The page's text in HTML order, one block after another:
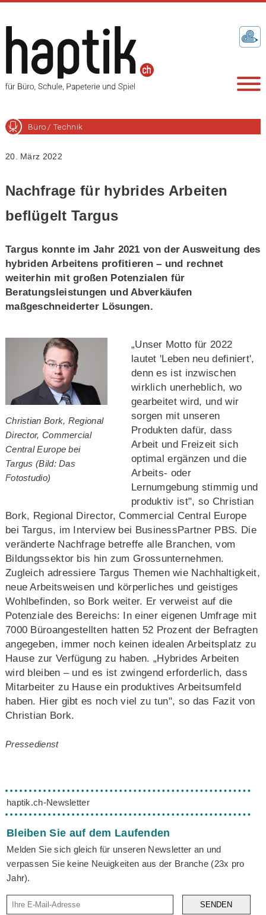
Büro / Technik
20. März 2022
Nachfrage für hybrides Arbeiten
beflügelt Targus
Targus konnte im Jahr 2021 von der Ausweitung des
hybriden Arbeitens profitieren – und rechnet
weiterhin mit großen Potenzialen für
Beratungsleistungen und Abverkäufen
maßgeschneiderter Lösungen.
Christian Bork, Regional
Director, Commercial
Central Europe bei
Targus (Bild: Das
Fotostudio)
„Unser Motto für 2022
lautet 'Leben neu definiert',
denn es ist inzwischen
wirklich unerheblich, wo
gearbeitet wird, und wir
sorgen mit unseren
Produkten dafür, dass
Arbeit und Freizeit sich
optimal ergänzen und die
Arbeits- oder
Lernumgebung stimmig und
produktiv ist", so Christian
Bork, Regional Director, Commercial Central Europe
bei Targus, im Interview bei BusinessPartner PBS. Die
veränderte Nachfrage betreffe alle Branchen, vom
Bildungssektor bis hin zum Grossunternehmen.
Zugleich adressiere Targus Themen wie Nachhaltigkeit,
neue Arbeitsweisen und körperliches und geistiges
Wohlbefinden, so Bork weiter. Er verweist auf die
Potenziale des Bereichs: In einer eigenen Umfrage mit
7000 Büroangestellten hatten 52 Prozent der Befragten
angegeben, immer noch keinen idealen Arbeitsplatz zu
Hause zur Verfügung zu haben. „Hybrides Arbeiten
wird bleiben – und es ist zwingend erforderlich, dass
Mitarbeiter zu Hause ein produktives Arbeitsumfeld
haben. Hier gibt es noch viel zu tun", so das Fazit von
Christian Bork.
Pressedienst
haptik.ch-Newsletter
Bleiben Sie auf dem Laufenden
Melden Sie sich gleich für unseren Newsletter an und
verpassen Sie keine Neuigkeiten aus der Branche (23x pro
Jahr).
SENDEN